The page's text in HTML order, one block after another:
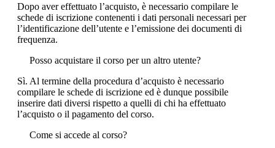
Dopo aver effettuato l’acquisto, è necessario compilare le
schede di iscrizione contenenti i dati personali necessari per
l’identificazione dell’utente e l’emissione dei documenti di
frequenza.
Posso acquistare il corso per un altro utente?
Sì. Al termine della procedura d’acquisto è necessario
compilare le schede di iscrizione ed è dunque possibile
inserire dati diversi rispetto a quelli di chi ha effettuato
l’acquisto o il pagamento del corso.
Come si accede al corso?